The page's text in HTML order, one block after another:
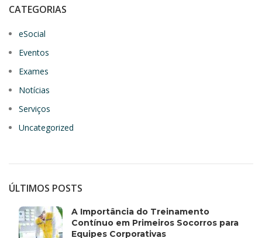
CATEGORIAS
eSocial
Eventos
Exames
Notícias
Serviços
Uncategorized
ÚLTIMOS POSTS
A Importância do Treinamento
Contínuo em Primeiros Socorros para
Equipes Corporativas